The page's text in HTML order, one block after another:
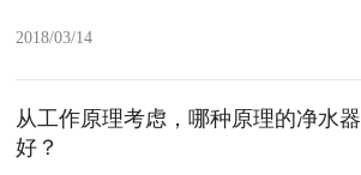
2018/03/14
从工作原理考虑，哪种原理的净水器
好？